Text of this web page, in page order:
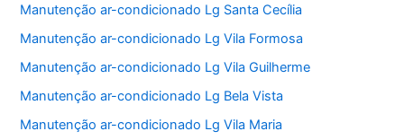
Manutenção ar-condicionado Lg Santa Cecília
Manutenção ar-condicionado Lg Vila Formosa
Manutenção ar-condicionado Lg Vila Guilherme
Manutenção ar-condicionado Lg Bela Vista
Manutenção ar-condicionado Lg Vila Maria